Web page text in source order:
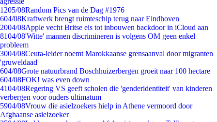
1205/08Random Pics van de Dag #1976
604/08Kraftwerk brengt ruimteschip terug naar Eindhoven
2004/08Apple vecht Britse eis tot inbouwen backdoor in iCloud aan
8104/08'Witte' mannen discrimineren is volgens OM geen enkel
probleem
3004/08Ceuta-leider noemt Marokkaanse grensaanval door migranten
'gruweldaad'
604/08Grote natuurbrand Boschhuizerbergen groeit naar 100 hectare
604/08FOK! was even down
4104/08Regering VS geeft scholen die 'genderidentiteit' van kinderen
verbergen voor ouders ultimatum
5904/08Vrouw die asielzoekers hielp in Athene vermoord door
Afghaanse asielzoeker